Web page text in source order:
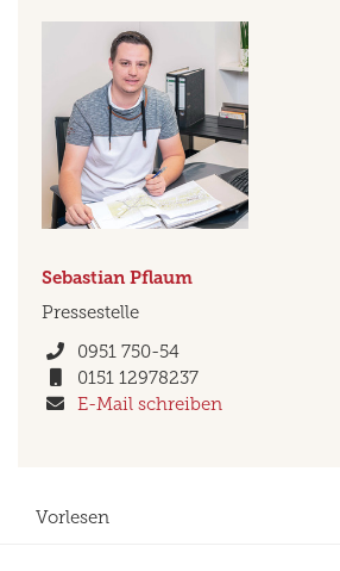
Sebastian Pflaum
Pressestelle
Telefon
0951 750-54
Mobil
0151 12978237
E-Mail-Adresse
E-Mail schreiben
Vorlesen